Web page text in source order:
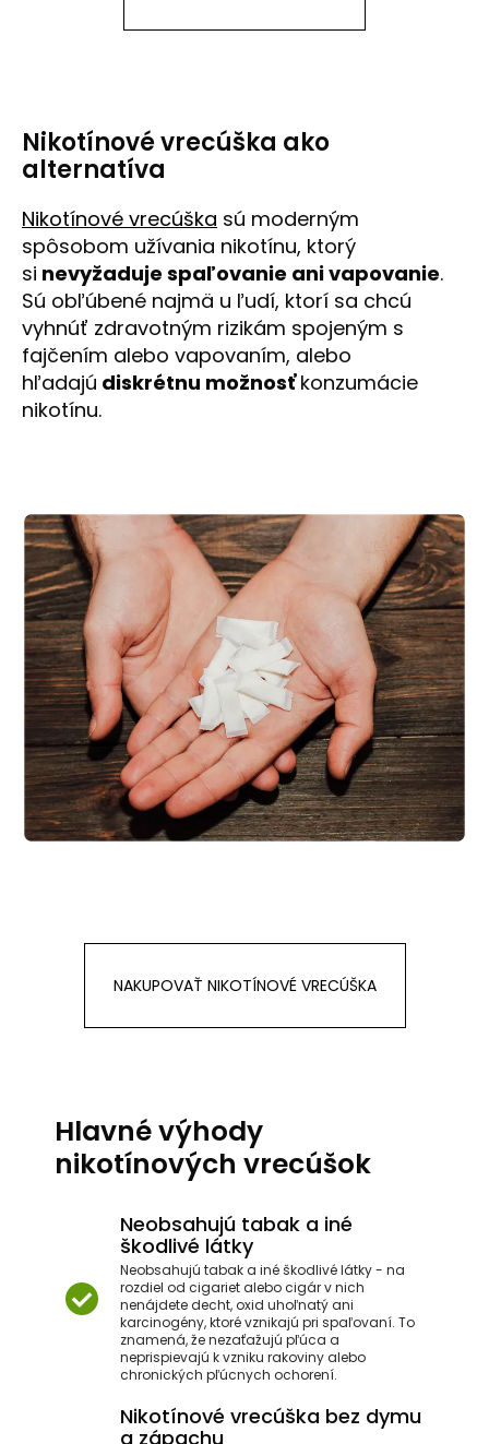
Nikotínové vrecúška ako
alternatíva
Nikotínové vrecúška sú moderným
spôsobom užívania nikotínu, ktorý
si nevyžaduje spaľovanie ani vapovanie.
Sú obľúbené najmä u ľudí, ktorí sa chcú
vyhnúť zdravotným rizikám spojeným s
fajčením alebo vapovaním, alebo
hľadajú diskrétnu možnosťkonzumácie
nikotínu.
NAKUPOVAŤ NIKOTÍNOVÉ VRECÚŠKA
Hlavné výhody
nikotínových vrecúšok
Neobsahujú tabak a iné
škodlivé látky
Neobsahujú tabak a iné škodlivé látky - na
rozdiel od cigariet alebo cigár v nich
nenájdete decht, oxid uhoľnatý ani
karcinogény, ktoré vznikajú pri spaľovaní. To
znamená, že nezaťažujú pľúca a
neprispievajú k vzniku rakoviny alebo
chronických pľúcnych ochorení.
Nikotínové vrecúška bez dymu
a zápachu